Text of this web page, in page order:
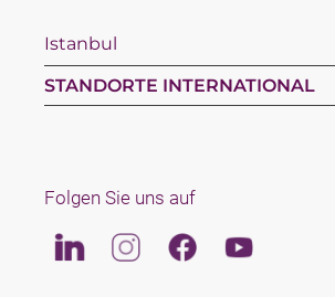
Istanbul
STANDORTE INTERNATIONAL
Folgen Sie uns auf
LinkedinInstagramFacebookYoutube